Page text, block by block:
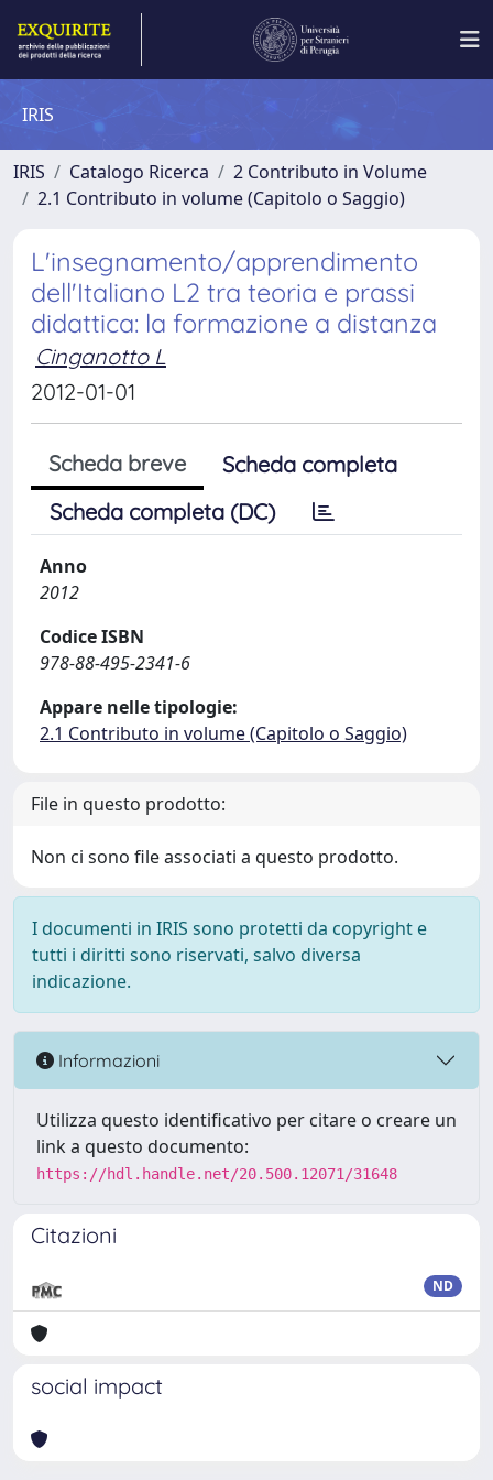
IRIS
IRIS Catalogo Ricerca
2 Contributo in Volume
2.1 Contributo in volume (Capitolo o Saggio)
L'insegnamento/apprendimento
dell'Italiano L2 tra teoria e prassi
didattica: la formazione a distanza
Cinganotto L
2012-01-01
Scheda breve
Scheda completa
Scheda completa (DC)
Anno
2012
Codice ISBN
978-88-495-2341-6
Appare nelle tipologie:
2.1 Contributo in volume (Capitolo o Saggio)
File in questo prodotto:
Non ci sono file associati a questo prodotto.
I documenti in IRIS sono protetti da copyright e
tutti i diritti sono riservati, salvo diversa
indicazione.
Informazioni
Utilizza questo identificativo per citare o creare un
link a questo documento:
https://hdl.handle.net/20.500.12071/31648
Citazioni
ND
social impact